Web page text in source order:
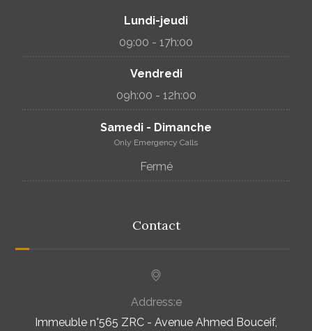
Lundi-jeudi
09:00 - 17h:00
Vendredi
09h:00 - 12h:00
Samedi - Dimanche
Only Emergency Calls
Fermé
Contact
Address:e
Immeuble n°565 ZRC - Avenue Ahmed Bouceif,